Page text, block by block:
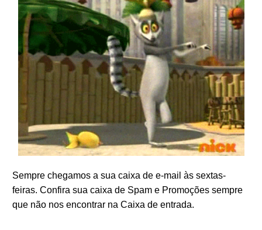
Sempre chegamos a sua caixa de e-mail às sextas-
feiras. Confira sua caixa de Spam e Promoções sempre
que não nos encontrar na Caixa de entrada.